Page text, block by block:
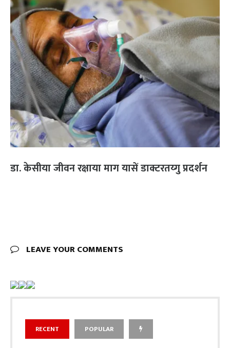
डा. केसीया जीवन रक्षाया माग यासें डाक्टरतय्गु प्रदर्शन
LEAVE YOUR COMMENTS
RECENT POPULAR